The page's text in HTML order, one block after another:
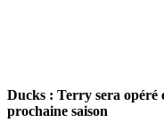
Ducks : Terry sera
prochaine saison